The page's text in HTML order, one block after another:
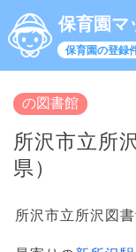
保育園マ
保育園の登録
の図書館
所沢市立所
県）
所沢市立所沢図